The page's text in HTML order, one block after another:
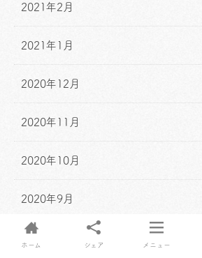
2021年2月
2021年1月
2020年12月
2020年11月
2020年10月
2020年9月
2020年8月
ホーム シェア メニュー